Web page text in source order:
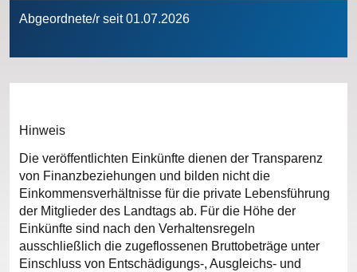
Abgeordnete/r seit 01.07.2026
Hinweis
Die veröffentlichten Einkünfte dienen der Transparenz
von Finanzbeziehungen und bilden nicht die
Einkommensverhältnisse für die private Lebensführung
der Mitglieder des Landtags ab. Für die Höhe der
Einkünfte sind nach den Verhaltensregeln
ausschließlich die zugeflossenen Bruttobeträge unter
Einschluss von Entschädigungs-, Ausgleichs- und